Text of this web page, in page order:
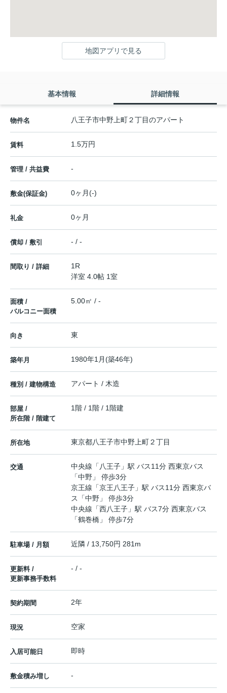
地図アプリで見る
基本情報 詳細情報
物件名 八王子市中野上町２丁目のアパート
賃料 1.5万円
管理 / 共益費 -
敷金(保証金) 0ヶ月(-)
礼金 0ヶ月
償却 / 敷引 - / -
間取り / 詳細
1R
洋室 4.0帖 1室
面積 /
バルコニー面積
5.00㎡ / -
向き 東
築年月 1980年1月(築46年)
種別 / 建物構造 アパート / 木造
部屋 /
所在階 / 階建て
1階 / 1階 / 1階建
所在地 東京都八王子市中野上町２丁目
交通 中央線 「 八王子 」駅 バス11分 西東京バス
「中野」 停歩3分
京王線 「京王八王子 」駅 バス11分 西東京バ
ス「中野」 停歩3分
中央線 「西八王子 」駅 バス7分 西東京バス
「鶴巻橋」 停歩7分
駐車場 / 月額 近隣 / 13,750円 281m
更新料 /
更新事務手数料
- / -
契約期間 2年
現況 空家
入居可能日 即時
敷金積み増し -